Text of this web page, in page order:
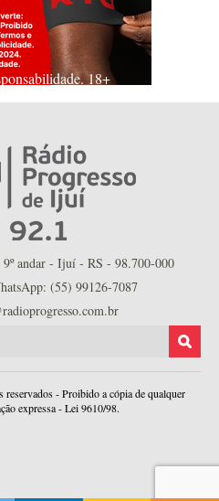
18+
andar - Ijuí - RS - 98.700-000
(55) 99126-7087
- Proibido a cópia de qualquer
expressa - Lei 9610/98.